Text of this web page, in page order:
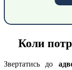
Коли
Звертатись до